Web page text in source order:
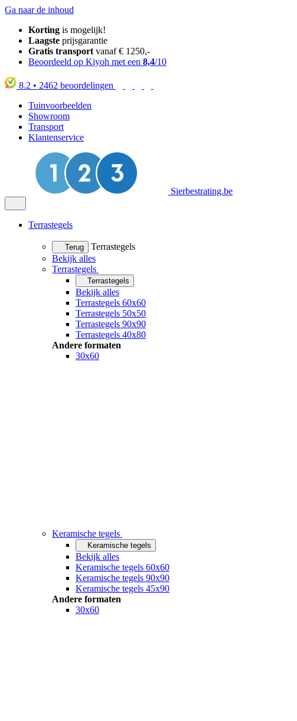
Ga naar de inhoud
Korting is mogelijk!
Laagste prijsgarantie
Gratis transport vanaf € 1250,-
Beoordeeld op Kiyoh met een 8,4/10
8.2 • 2462 beoordelingen
Tuinvoorbeelden
Showroom
Transport
Klantenservice
Sierbestrating.be
Terrastegels
Terug
Terrastegels
Bekijk alles
Terrastegels
Terrastegels
Bekijk alles
Terrastegels 60x60
Terrastegels 50x50
Terrastegels 90x90
Terrastegels 40x80
Andere formaten
30x60
Keramische tegels
Keramische tegels
Bekijk alles
Keramische tegels 60x60
Keramische tegels 90x90
Keramische tegels 45x90
Andere formaten
30x60